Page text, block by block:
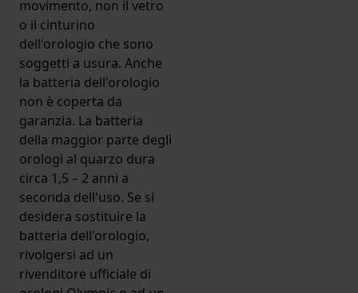
movimento, non il vetro
o il cinturino
dell'orologio che sono
soggetti a usura. Anche
la batteria dell'orologio
non è coperta da
garanzia. La batteria
della maggior parte degli
orologi al quarzo dura
circa 1,5 – 2 anni a
seconda dell'uso. Se si
desidera sostituire la
batteria dell'orologio,
rivolgersi ad un
rivenditore ufficiale di